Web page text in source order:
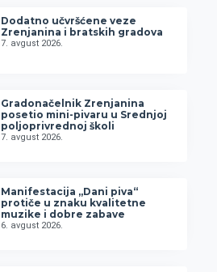
Dodatno učvršćene veze
Zrenjanina i bratskih gradova
7. avgust 2026.
Gradonačelnik Zrenjanina
posetio mini-pivaru u Srednjoj
poljoprivrednoj školi
7. avgust 2026.
Manifestacija „Dani piva“
protiče u znaku kvalitetne
muzike i dobre zabave
6. avgust 2026.